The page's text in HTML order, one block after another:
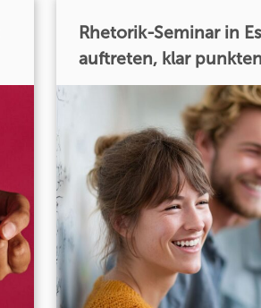
Rhetorik-Seminar in
auftreten, klar punkten